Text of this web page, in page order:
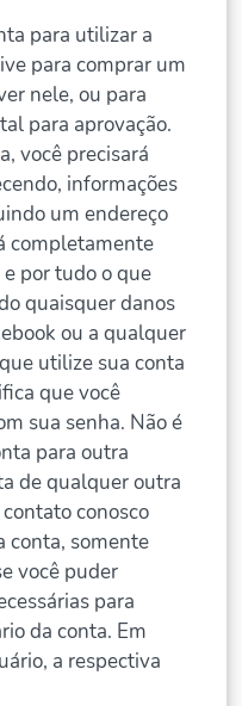
para utilizar a
para comprar um
nele, ou para
para aprovação.
você precisará
informações
um endereço
completamente
por tudo o que
quaisquer danos
ou a qualquer
utilize sua conta
que você
sua senha. Não é
para outra
de qualquer outra
conosco
conta, somente
você puder
para
da conta. Em
a respectiva